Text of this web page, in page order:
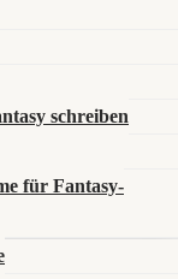
schreiben
für Fantasy-